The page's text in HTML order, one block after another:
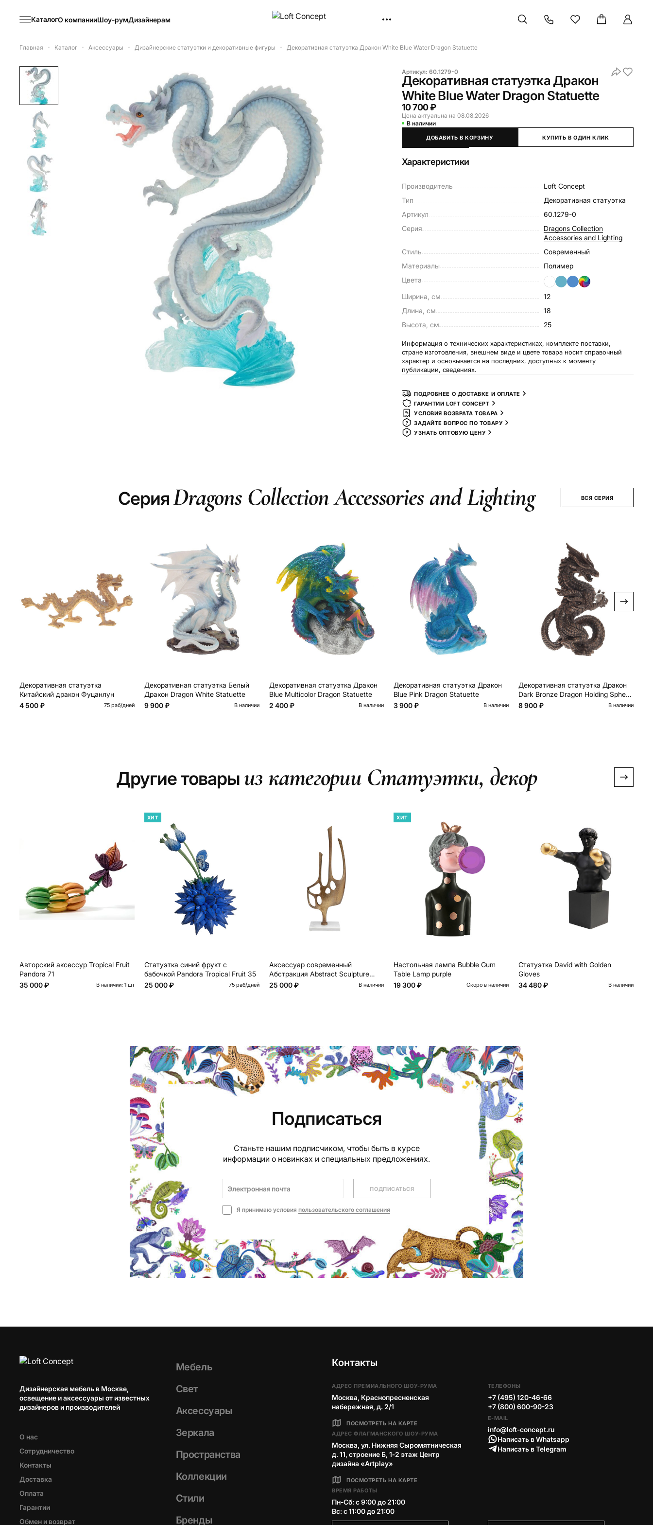
КаталогО компанииШоу-румДизайнерам
Главная Каталог Аксессуары Дизайнерские статуэтки и декоративные фигуры Декоративная статуэтка Дракон White Blue Water Dragon Statuette
Артикул: 60.1279-0
Декоративная статуэтка Дракон
White Blue Water Dragon Statuette
10 700 ₽
Цена актуальна на 08.08.2026
В наличии
ДОБАВИТЬ В КОРЗИНУ КУПИТЬ В ОДИН КЛИК
Характеристики
Производитель
Loft Concept
Тип
Декоративная статуэтка
Артикул
60.1279-0
Серия
Dragons Collection
Accessories and Lighting
Стиль
Современный
Материалы
Полимер
Цвета
Ширина, см
12
Длина, см
18
Высота, см
25
Информация о технических характеристиках, комплекте поставки,
стране изготовления, внешнем виде и цвете товара носит справочный
характер и основывается на последних, доступных к моменту
публикации, сведениях.
ПОДРОБНЕЕ О ДОСТАВКЕ И ОПЛАТЕ
ГАРАНТИИ LOFT CONCEPT
УСЛОВИЯ ВОЗВРАТА ТОВАРА
ЗАДАЙТЕ ВОПРОС ПО ТОВАРУ
УЗНАТЬ ОПТОВУЮ ЦЕНУ
СерияDragons Collection Accessories and Lighting ВСЯ СЕРИЯ
Декоративная статуэтка
Китайский дракон Фуцанлун
4 500 ₽
75 раб/дней
Декоративная статуэтка Белый
Дракон Dragon White Statuette
9 900 ₽
В наличии
Декоративная статуэтка Дракон
Blue Multicolor Dragon Statuette
2 400 ₽
В наличии
Декоративная статуэтка Дракон
Blue Pink Dragon Statuette
3 900 ₽
В наличии
Декоративная статуэтка Дракон
Dark Bronze Dragon Holding Sphere
Statuette
8 900 ₽ В наличии
Другие товары из категории Статуэтки, декор
Авторский аксессур Tropical Fruit
Pandora 71
35 000 ₽
В наличии: 1 шт
ХИТ
Статуэтка синий фрукт с
бабочкой Pandora Tropical Fruit 35
25 000 ₽
75 раб/дней
Аксессуар современный
Абстракция Abstract Sculpture
Brass
25 000 ₽ В наличии
ХИТ
Настольная лампа Bubble Gum
Table Lamp purple
19 300 ₽
Скоро в наличии
Статуэтка David with Golden
Gloves
34 480 ₽
В наличии
Подписаться
Станьте нашим подписчиком, чтобы быть в курсе
информации о новинках и специальных предложениях.
ПОДПИСАТЬСЯ
Я принимаю условия пользовательского соглашения
Дизайнерская мебель в Москве,
освещение и аксессуары от известных
дизайнеров и производителей
О нас
Сотрудничество
Контакты
Доставка
Оплата
Гарантии
Обмен и возврат
Мебель
Свет
Аксессуары
Зеркала
Пространства
Коллекции
Стили
Бренды
Контакты
АДРЕС ПРЕМИАЛЬНОГО ШОУ-РУМА
Москва, Краснопресненская
набережная, д. 2/1
ПОСМОТРЕТЬ НА КАРТЕ
АДРЕС ФЛАГМАНСКОГО ШОУ-РУМА
Москва, ул. Нижняя Сыромятническая
д. 11, строение Б, 1‑2 этаж Центр
дизайна «Artplay»
ПОСМОТРЕТЬ НА КАРТЕ
ВРЕМЯ РАБОТЫ
Пн-Сб: с 9:00 до 21:00
Вс: с 11:00 до 21:00
ТЕЛЕФОНЫ
+7 (495) 120-46-66
+7 (800) 600-90-23
E-MAIL
info@loft-concept.ru
Написать в Whatsapp
Написать в Telegram